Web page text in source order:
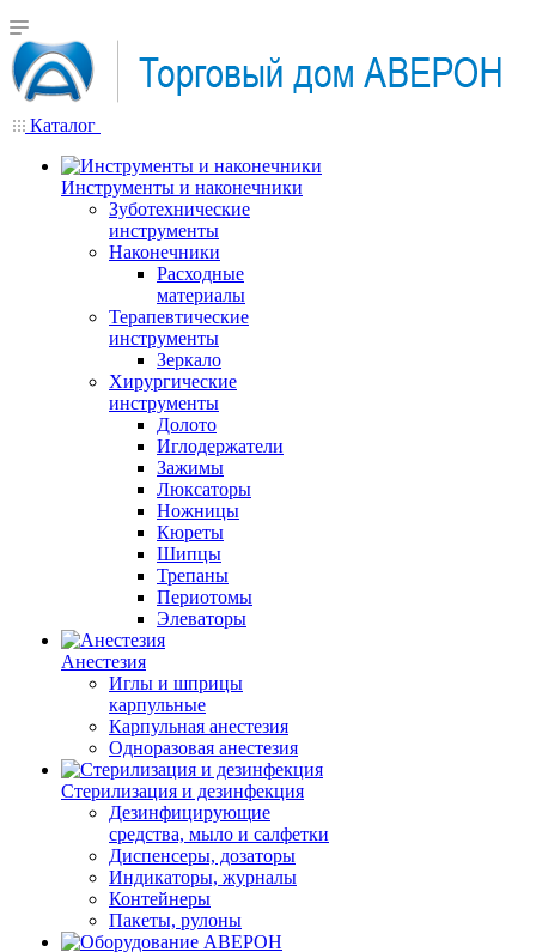
Каталог
Инструменты и наконечники
Зуботехнические
инструменты
Наконечники
Расходные
материалы
Терапевтические
инструменты
Зеркало
Хирургические
инструменты
Долото
Иглодержатели
Зажимы
Люксаторы
Ножницы
Кюреты
Шипцы
Трепаны
Периотомы
Элеваторы
Анестезия
Иглы и шприцы
карпульные
Карпульная анестезия
Одноразовая анестезия
Стерилизация и дезинфекция
Дезинфицирующие
средства, мыло и салфетки
Диспенсеры, дозаторы
Индикаторы, журналы
Контейнеры
Пакеты, рулоны